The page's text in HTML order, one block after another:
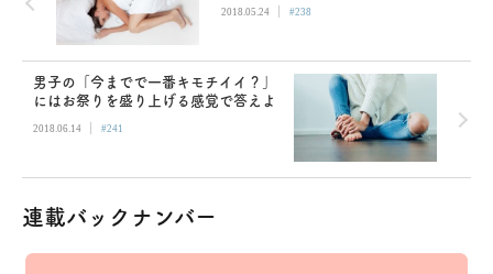
2018.05.24 | #238
男子の「今までで一番キモチイイ？」
にはお祭りを盛り上げる感覚で答えよ
2018.06.14 | #241
連載バックナンバー